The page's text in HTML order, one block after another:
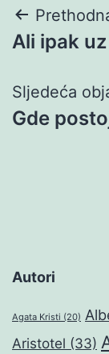
objava
Ali ipak
Sljedeća
Gde
Autori
Agata Kristi (20)
Aristotel (33)